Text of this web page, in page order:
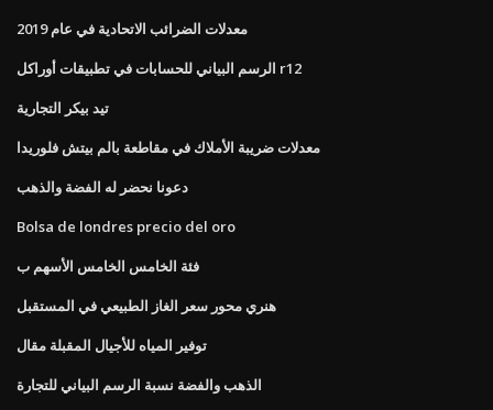
معدلات الضرائب الاتحادية في عام 2019
الرسم البياني للحسابات في تطبيقات أوراكل r12
تيد بيكر التجارية
معدلات ضريبة الأملاك في مقاطعة بالم بيتش فلوريدا
دعونا نحضر له الفضة والذهب
Bolsa de londres precio del oro
فئة الخامس الخامس الأسهم ب
هنري محور سعر الغاز الطبيعي في المستقبل
توفير المياه للأجيال المقبلة مقال
الذهب والفضة نسبة الرسم البياني للتجارة